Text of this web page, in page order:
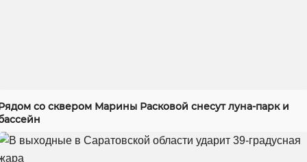
со сквером Марины Расковой снесут луна-парк и